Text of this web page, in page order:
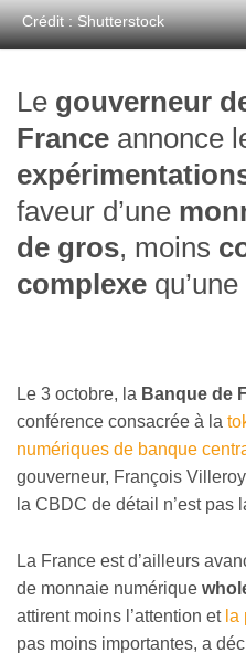
Crédit : Shutterstock
Le gouverneur
France annonce
faveur d’une
de gros, moins
complexe qu’une
Le 3 octobre, la Banque de
conférence consacrée à la
numériques de banque
gouverneur, François
la CBDC de détail n’est pas
La France est d’ailleurs
de monnaie numérique
attirent moins l’attention et la
pas moins importantes, a